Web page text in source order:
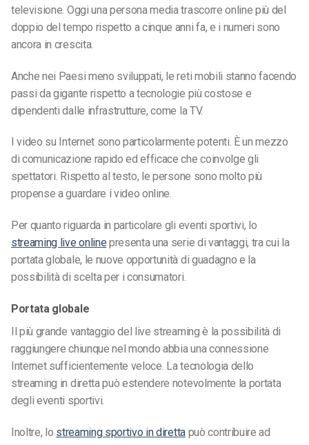
televisione. Oggi una persona media trascorre online più del
doppio del tempo rispetto a cinque anni fa, e i numeri sono
ancora in crescita.
Anche nei Paesi meno sviluppati, le reti mobili stanno facendo
passi da gigante rispetto a tecnologie più costose e
dipendenti dalle infrastrutture, come la TV.
I video su Internet sono particolarmente potenti. È un mezzo
di comunicazione rapido ed efficace che coinvolge gli
spettatori. Rispetto al testo, le persone sono molto più
propense a guardare i video online.
Per quanto riguarda in particolare gli eventi sportivi, lo
streaming live online presenta una serie di vantaggi, tra cui la
portata globale, le nuove opportunità di guadagno e la
possibilità di scelta per i consumatori.
Portata globale
Il più grande vantaggio del live streaming è la possibilità di
raggiungere chiunque nel mondo abbia una connessione
Internet sufficientemente veloce. La tecnologia dello
streaming in diretta può estendere notevolmente la portata
degli eventi sportivi.
Inoltre, lo streaming sportivo in direttapuò contribuire ad